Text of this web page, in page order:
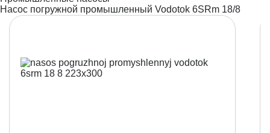
Насос погружной промышленный Vodotok 6SRm 18/8